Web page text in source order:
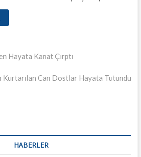
Hayata Kanat Çırptı
Kurtarılan Can Dostlar Hayata Tutundu
HABERLER